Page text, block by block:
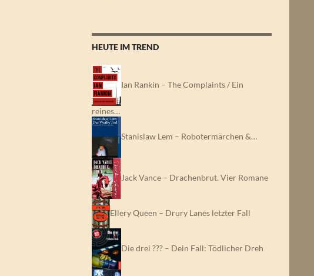
HEUTE IM TREND
Ian Rankin – The Complaints / Ein
reines…
Stanislaw Lem – Robotermärchen &…
Jack Vance – Drachenbrut. Vier Romane
Ellery Queen – Drury Lanes letzter Fall
Die drei ??? – Dein Fall: Tödlicher Dreh